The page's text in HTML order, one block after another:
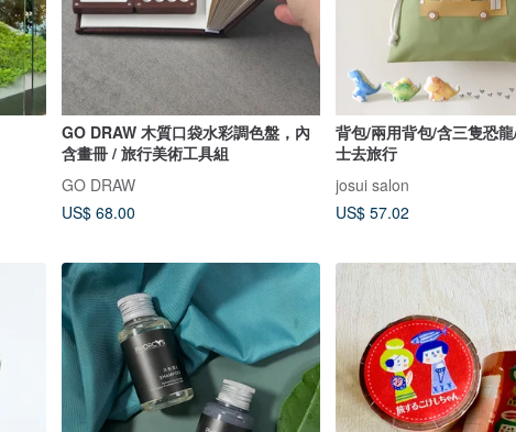
GO DRAW 木質口袋水彩調色盤，內
含畫冊 / 旅行美術工具組
GO DRAW
US$ 68.00
背包/兩用背包/含三隻恐
士去旅行
josui salon
US$ 57.02